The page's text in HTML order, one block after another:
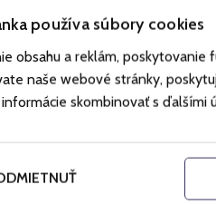
používa súbory cookies
obsahu a reklám,
naše webové stránky,
skombinovať s ďalšími
7:00 do 21:30
hotel nie gwarantuje
wszystkich gości,
pranie i prasowanie za opłatą